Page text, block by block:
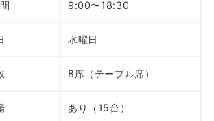
9:00〜18:30
水曜日
8席（テーブル席）
あり（15台）